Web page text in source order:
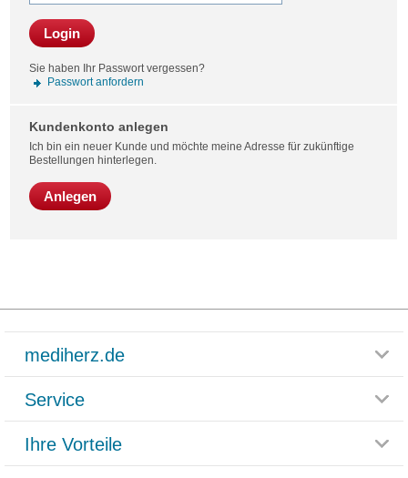
Login
Sie haben Ihr Passwort vergessen?
Passwort anfordern
Kundenkonto anlegen
Ich bin ein neuer Kunde und möchte meine Adresse für zukünftige
Bestellungen hinterlegen.
Anlegen
mediherz.de
Glossar
Häufig gestellte Fragen
Service
Rücksendemöglichkeit
Ihre Vorteile